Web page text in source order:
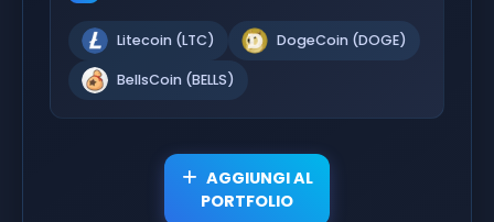
Litecoin (LTC) DogeCoin (DOGE)
BellsCoin (BELLS)
AGGIUNGI AL
PORTFOLIO